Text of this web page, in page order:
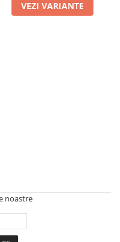
VEZI VARIANTE
noastre